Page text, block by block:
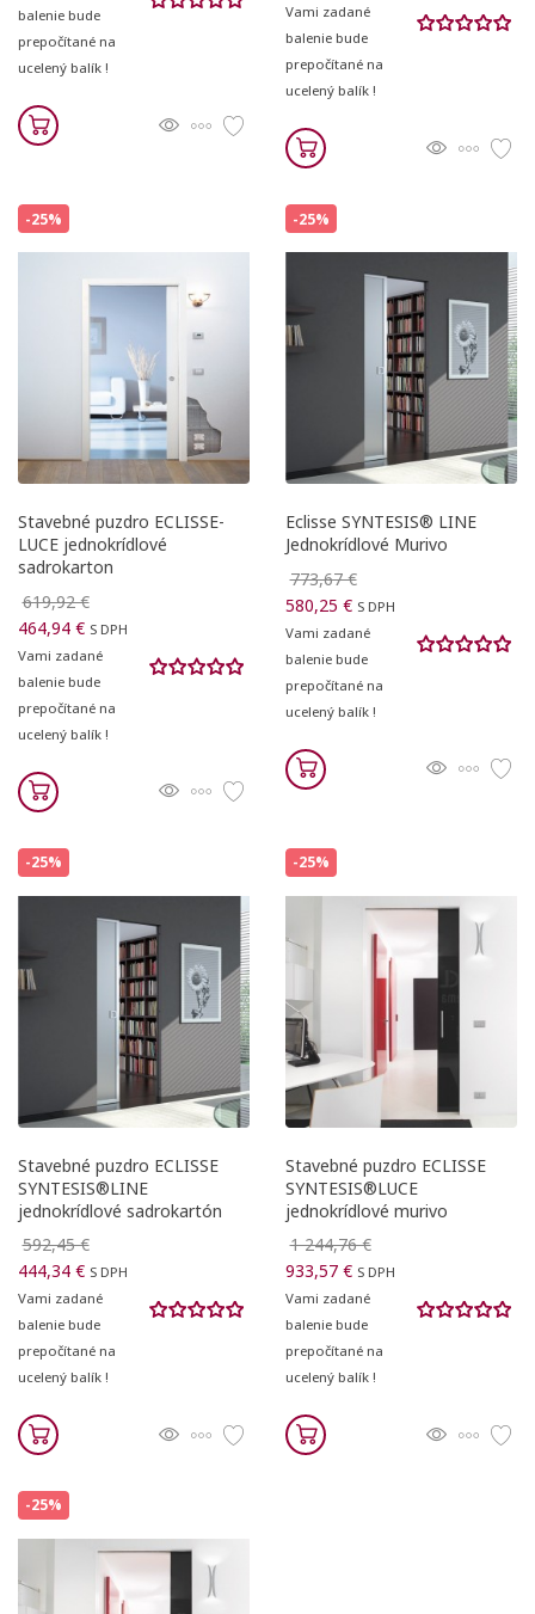
balenie bude
prepočítané na
ucelený balík !
Vami zadané
balenie bude
prepočítané na
ucelený balík !
-25%
Stavebné puzdro ECLISSE-
LUCE jednokrídlové
sadrokarton
619,92 €
464,94 € S DPH
Vami zadané
balenie bude
prepočítané na
ucelený balík !
-25%
Eclisse SYNTESIS® LINE
Jednokrídlové Murivo
773,67 €
580,25 € S DPH
Vami zadané
balenie bude
prepočítané na
ucelený balík !
-25%
Stavebné puzdro ECLISSE
SYNTESIS®LINE
jednokrídlové sadrokartón
592,45 €
444,34 € S DPH
Vami zadané
balenie bude
prepočítané na
ucelený balík !
-25%
Stavebné puzdro ECLISSE
SYNTESIS®LUCE
jednokrídlové murivo
1 244,76 €
933,57 € S DPH
Vami zadané
balenie bude
prepočítané na
ucelený balík !
-25%